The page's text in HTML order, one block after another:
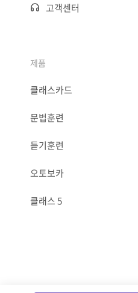
고객센터
제품
클래스카드
문법훈련
듣기훈련
오토보카
클래스 5